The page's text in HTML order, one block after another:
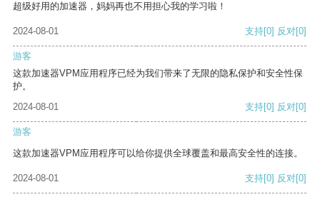
超级好用的加速器，妈妈再也不用担心我的学习啦！
2024-08-01 支持[0] 反对[0]
游客
这款加速器VPM应用程序已经为我们带来了无限的隐私保护和安全性保
护。
2024-08-01
支持[0] 反对[0]
游客
这款加速器VPM应用程序可以给你提供全球覆盖和最高安全性的连接。
2024-08-01 支持[0] 反对[0]